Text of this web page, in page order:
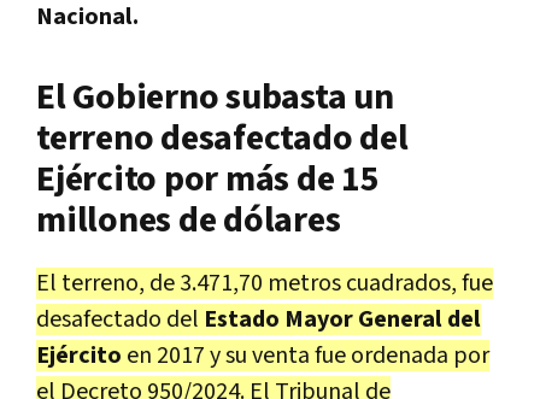
Nacional.
El Gobierno subasta un
terreno desafectado del
Ejército por más de 15
millones de dólares
El terreno, de 3.471,70 metros cuadrados, fue
desafectado del Estado Mayor General del
Ejército en 2017 y su venta fue ordenada por
el Decreto 950/2024. El Tribunal de